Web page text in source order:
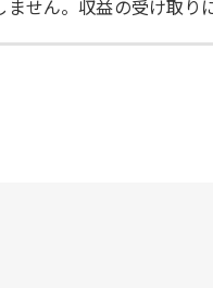
ません。収益の受け取り